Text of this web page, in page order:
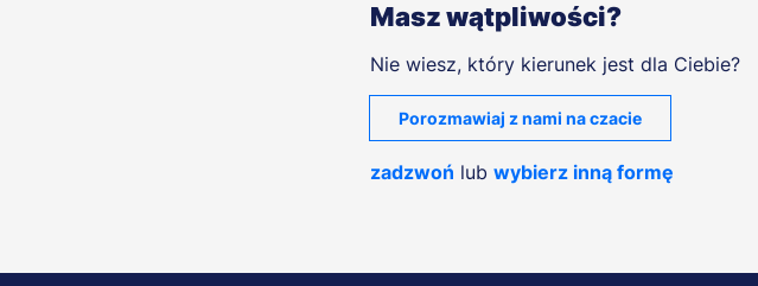
Masz wątpliwości?
Nie wiesz, który kierunek jest dla Ciebie?
Porozmawiaj z nami na czacie
zadzwoń lub wybierz inną formę